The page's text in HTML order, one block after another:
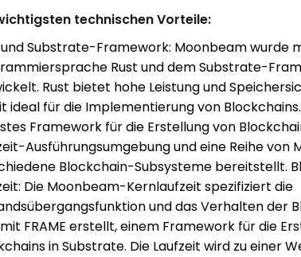
technischen Vorteile:
und Substrate-Framework: Moonbeam wurde
Rust und dem Substrate-
Rust bietet hohe Leistung und
ideal für die Implementierung von
Framework für die Erstellung von
Ausführungsumgebung und eine Reihe von
Blockchain-Subsysteme bereitstellt.
Die Moonbeam-Kernlaufzeit spezifiziert die
und das Verhalten der
FRAME erstellt, einem Framework für die
in Substrate. Die Laufzeit wird zu einer